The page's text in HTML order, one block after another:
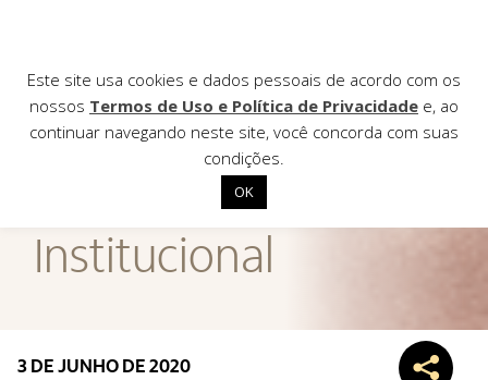
Institucional
Institucional
3 DE JUNHO DE 2020
Este site usa cookies e dados pessoais de acordo com os
nossos Termos de Uso e Política de Privacidade e, ao
continuar navegando neste site, você concorda com suas
condições.
OK